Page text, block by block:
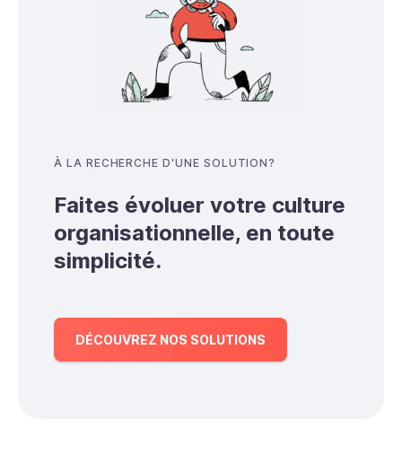
À LA RECHERCHE D'UNE SOLUTION?
Faites évoluer votre culture
organisationnelle, en toute
simplicité.
DÉCOUVREZ NOS SOLUTIONS